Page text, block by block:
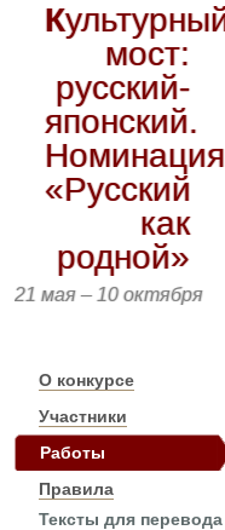
Культурный
мост:
русский-
японский.
Номинация
«Русский
как
родной»
21 мая – 10 октября
О конкурсе
Участники
Работы
Правила
Тексты для перевода